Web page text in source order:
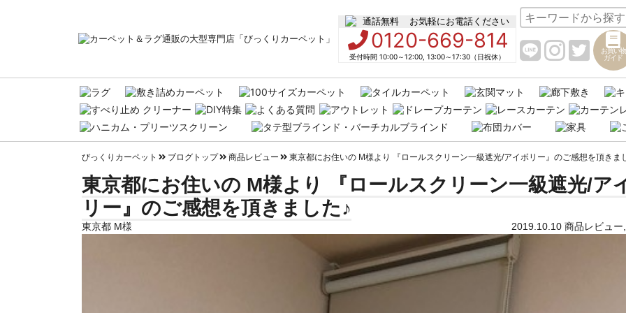
お気軽にお電話ください
0120-669-814
受付時間 10:00～12:00, 13:00～17:30（日祝休）
お買い物
ガイド
びっくりカーペット ブログトップ 商品レビュー 東京都にお住いの M様より 『ロールスクリーン一級遮光/アイボリー』のご感想を頂きま
東京都にお住いの M様より 『ロールスクリーン一級遮光/ア
リー』のご感想を頂きました♪
東京都 M様 2019.10.10 商品レビュー